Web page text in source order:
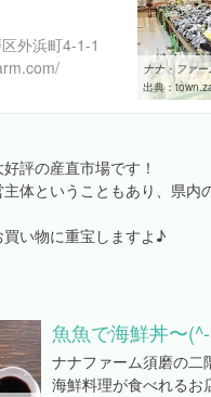
外浜町4-1-1
出典：
評の産直市場です！
体ということもあり、県内
い物に重宝しますよ♪
魚魚で海鮮丼〜
ナナファーム須磨の二
海鮮料理が食べれるお